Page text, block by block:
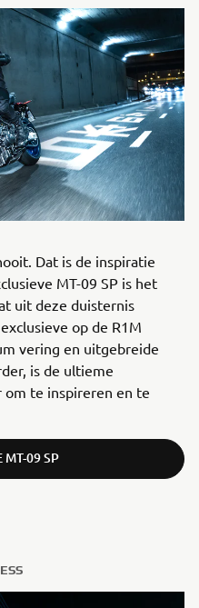
Dat is de inspiratie
MT-09 SP is het
uit deze duisternis
op de R1M
vering en uitgebreide
is de ultieme
om te inspireren en te
MT-09 SP